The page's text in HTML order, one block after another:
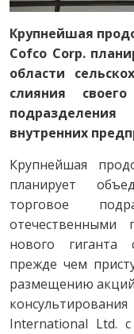
Крупнейшая
Cofco Corp.
области
слияния
внутренних
Крупнейшая
планирует
торговое
отечественными
нового гиганта
прежде чем
размещению
International Ltd.